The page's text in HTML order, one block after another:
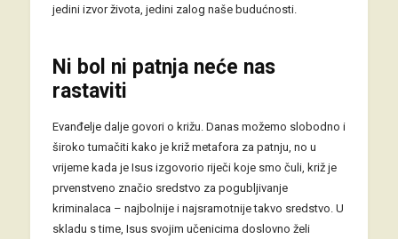
jedini izvor života, jedini zalog naše budućnosti.
Ni bol ni patnja neće nas
rastaviti
Evanđelje dalje govori o križu. Danas možemo slobodno i
široko tumačiti kako je križ metafora za patnju, no u
vrijeme kada je Isus izgovorio riječi koje smo čuli, križ je
prvenstveno značio sredstvo za pogubljivanje
kriminalaca – najbolnije i najsramotnije takvo sredstvo. U
skladu s time, Isus svojim učenicima doslovno želi